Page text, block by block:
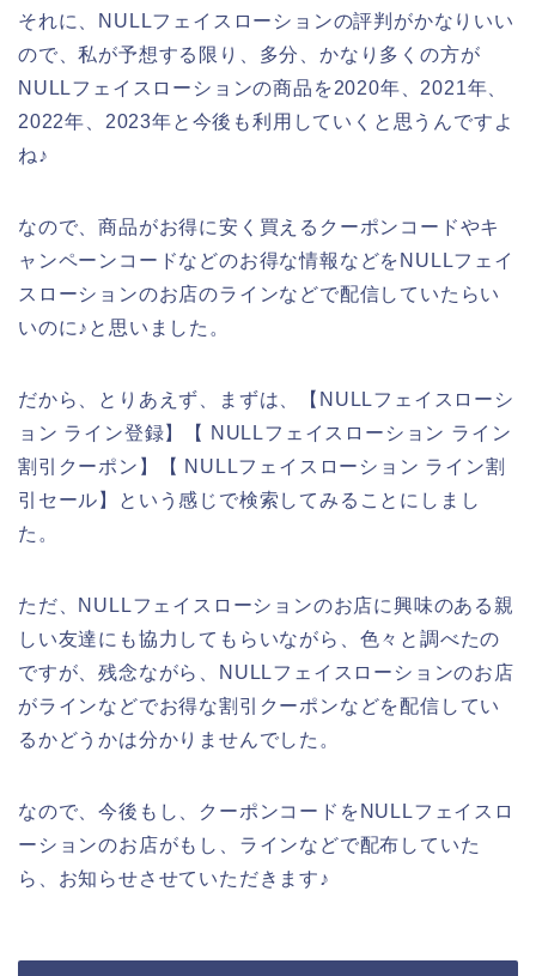
それに、NULLフェイスローションの評判がかなりいい
ので、私が予想する限り、多分、かなり多くの方が
NULLフェイスローションの商品を2020年、2021年、
2022年、2023年と今後も利用していくと思うんですよ
ね♪
なので、商品がお得に安く買えるクーポンコードやキ
ャンペーンコードなどのお得な情報などをNULLフェイ
スローションのお店のラインなどで配信していたらい
いのに♪と思いました。
だから、とりあえず、まずは、【NULLフェイスローシ
ョン ライン登録】【 NULLフェイスローション ライン
割引クーポン】【 NULLフェイスローション ライン割
引セール】という感じで検索してみることにしまし
た。
ただ、NULLフェイスローションのお店に興味のある親
しい友達にも協力してもらいながら、色々と調べたの
ですが、残念ながら、NULLフェイスローションのお店
がラインなどでお得な割引クーポンなどを配信してい
るかどうかは分かりませんでした。
なので、今後もし、クーポンコードをNULLフェイスロ
ーションのお店がもし、ラインなどで配布していた
ら、お知らせさせていただきます♪